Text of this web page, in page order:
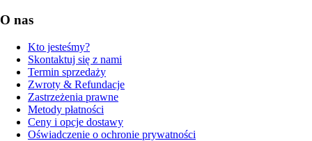
O nas
Kto jesteśmy?
Skontaktuj się z nami
Termin sprzedaży
Zwroty & Refundacje
Zastrzeżenia prawne
Metody płatności
Ceny i opcje dostawy
Oświadczenie o ochronie prywatności